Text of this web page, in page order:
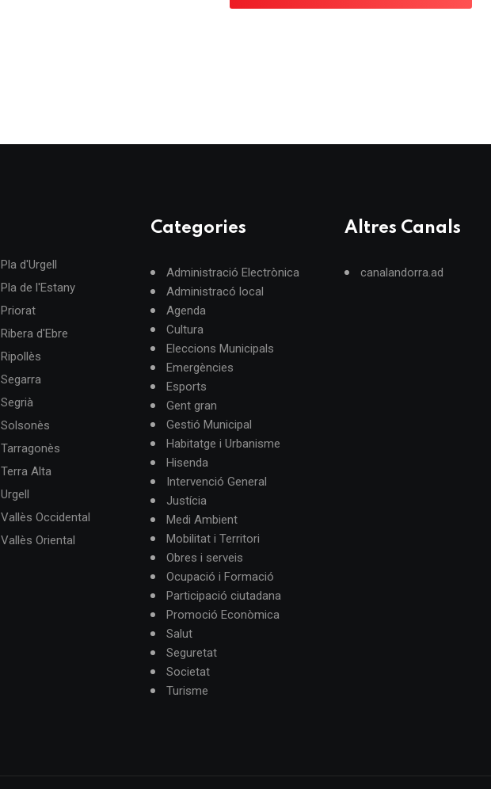
Pla d'Urgell
Pla de l'Estany
Priorat
Ribera d'Ebre
Ripollès
Segarra
Segrià
Solsonès
Tarragonès
Terra Alta
Urgell
Vallès Occidental
Vallès Oriental
Categories
Administració Electrònica
Administracó local
Agenda
Cultura
Eleccions Municipals
Emergències
Esports
Gent gran
Gestió Municipal
Habitatge i Urbanisme
Hisenda
Intervenció General
Justícia
Medi Ambient
Mobilitat i Territori
Obres i serveis
Ocupació i Formació
Participació ciutadana
Promoció Econòmica
Salut
Seguretat
Societat
Turisme
Altres Canals
canalandorra.ad